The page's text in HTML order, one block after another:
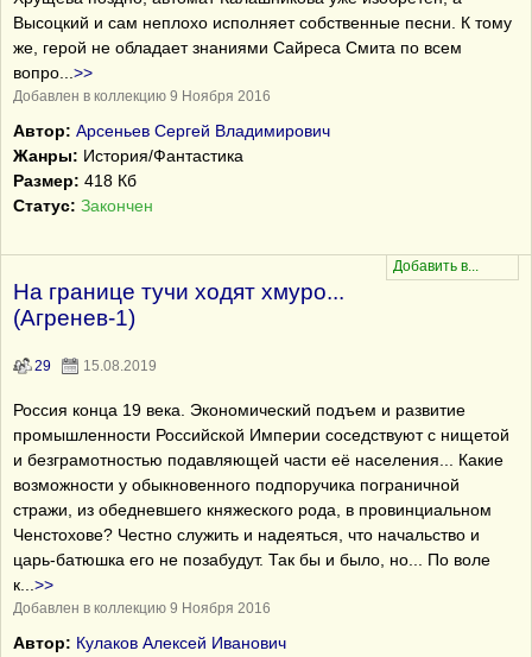
Высоцкий и сам неплохо исполняет собственные песни. К тому
же, герой не обладает знаниями Сайреса Смита по всем
вопро
>>
Добавлен в коллекцию 9 Ноября 2016
Автор: Арсеньев Сергей Владимирович
Жанры: История/Фантастика
Размер: 418 Кб
Статус: Закончен
На границе тучи ходят хмуро...
(Агренев-1)
29 15.08.2019
Россия конца 19 века. Экономический подъем и развитие
промышленности Российской Империи соседствуют с нищетой
и безграмотностью подавляющей части её населения... Какие
возможности у обыкновенного подпоручика пограничной
стражи, из обедневшего княжеского рода, в провинциальном
Ченстохове? Честно служить и надеяться, что начальство и
царь-батюшка его не позабудут. Так бы и было, но... По воле
к
>>
Добавлен в коллекцию 9 Ноября 2016
Автор: Кулаков Алексей Иванович